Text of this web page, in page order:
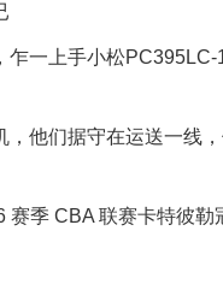
上手小松PC395LC-
们据守在运送一线，
CBA 联赛卡特彼勒